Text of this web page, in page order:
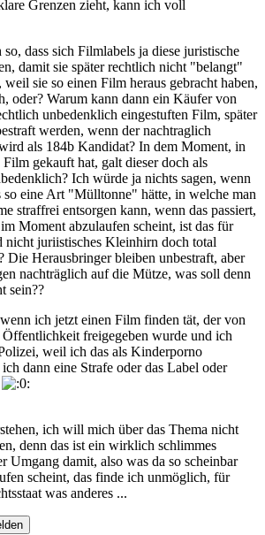
Grenzen zieht, kann ich voll
so, dass sich Filmlabels ja diese juristische
damit sie später rechtlich nicht "belangt"
sie so einen Film heraus gebracht haben,
oder? Warum kann dann ein Käufer von
unbedenklich eingestuften Film, später
werden, wenn der nachtraglich
als 184b Kandidat? In dem Moment, in
gekauft hat, galt dieser doch als
Ich würde ja nichts sagen, wenn
so eine Art "Mülltonne" hätte, in welche man
straffrei entsorgen kann, wenn das passiert,
Moment abzulaufen scheint, ist das für
nicht juriistisches Kleinhirn doch total
Die Herausbringer bleiben unbestraft, aber
nachträglich auf die Mütze, was soll denn
sein??
ich jetzt einen Film finden tät, der von
freigegeben wurde und ich
weil ich das als Kinderporno
dann eine Strafe oder das Label oder
ich will mich über das Thema nicht
denn das ist ein wirklich schlimmes
Umgang damit, also was da so scheinbar
scheint, das finde ich unmöglich, für
was anderes ...